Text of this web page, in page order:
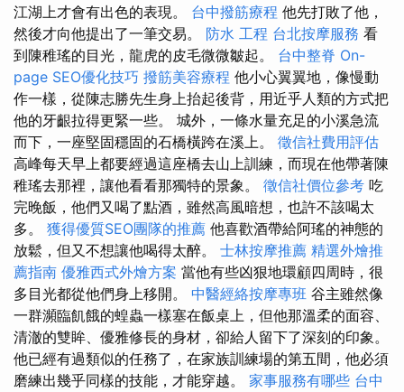
江湖上才會有出色的表現。 台中撥筋療程 他先打敗了他，
然後才向他提出了一筆交易。 防水 工程 台北按摩服務 看
到陳稚瑤的目光，龍虎的皮毛微微皺起。 台中整脊 On-
page SEO優化技巧 撥筋美容療程 他小心翼翼地，像慢動
作一樣，從陳志勝先生身上抬起後背，用近乎人類的方式把
他的牙齦拉得更緊一些。 城外，一條水量充足的小溪急流
而下，一座堅固穩固的石橋橫跨在溪上。 徵信社費用評估
高峰每天早上都要經過這座橋去山上訓練，而現在他帶著陳
稚瑤去那裡，讓他看看那獨特的景象。 徵信社價位參考 吃
完晚飯，他們又喝了點酒，雖然高風暗想，也許不該喝太
多。 獲得優質SEO團隊的推薦 他喜歡酒帶給阿瑤的神態的
放鬆，但又不想讓他喝得太醉。 士林按摩推薦 精選外燴推
薦指南 優雅西式外燴方案 當他有些凶狠地環顧四周時，很
多目光都從他們身上移開。 中醫經絡按摩專班 谷主雖然像
一群瀕臨飢餓的蝗蟲一樣塞在飯桌上，但他那溫柔的面容、
清澈的雙眸、優雅修長的身材，卻給人留下了深刻的印象。
他已經有過類似的任務了，在家族訓練場的第五間，他必須
磨練出幾乎同樣的技能，才能穿越。 家事服務有哪些 台中